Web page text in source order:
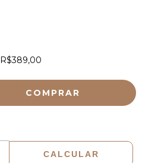
R$389,00
CALCULAR